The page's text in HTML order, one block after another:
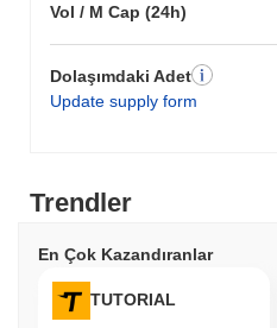
Vol / M Cap (24h)
Dolaşımdaki Adet
Update supply form
Trendler
En Çok Kazandıranlar
TUTORIAL